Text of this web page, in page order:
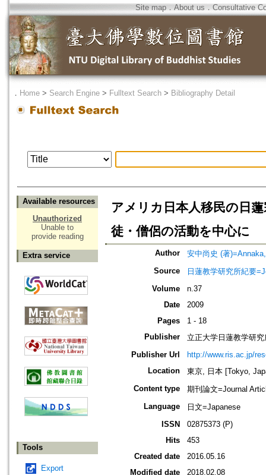
Site map．About us ． Consultative
． Home > Search Engine > Fulltext Search > Bibliography Detail
Available resources
Unauthorized
Unable to
provide reading
Extra service
Tools
Export
アメリカ日本人移民の日
徒・僧侶の活動を中心に
Author
安中尚史 (著
Source
日蓮教学研究所紀要
Volume
n.37
Date
2009
Pages
1 - 18
Publisher
立正大学日蓮教学研究
Publisher Url
http://www.ris.ac.jp/
Location
東京, 日本 [Tokyo,
Content type
期刊論文=Journal
Language
日文=Japanese
ISSN
02875373 (P)
Hits
453
Created date
2016.05.16
Modified date
2018.02.08